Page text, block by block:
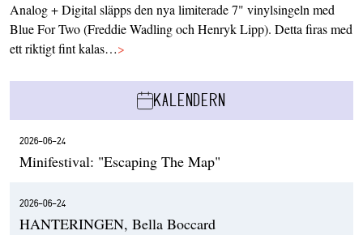
Analog + Digital släpps den nya limiterade 7" vinylsingeln med
Blue For Two (Freddie Wadling och Henryk Lipp). Detta firas med
ett riktigt fint kalas…>
KALENDERN
2026-06-24
Minifestival: "Escaping The Map"
2026-06-24
HANTERINGEN, Bella Boccard